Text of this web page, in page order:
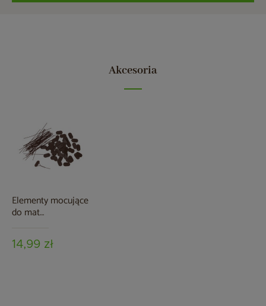
Akcesoria
Elementy mocujące
do mat
brązowe
14,99 zł